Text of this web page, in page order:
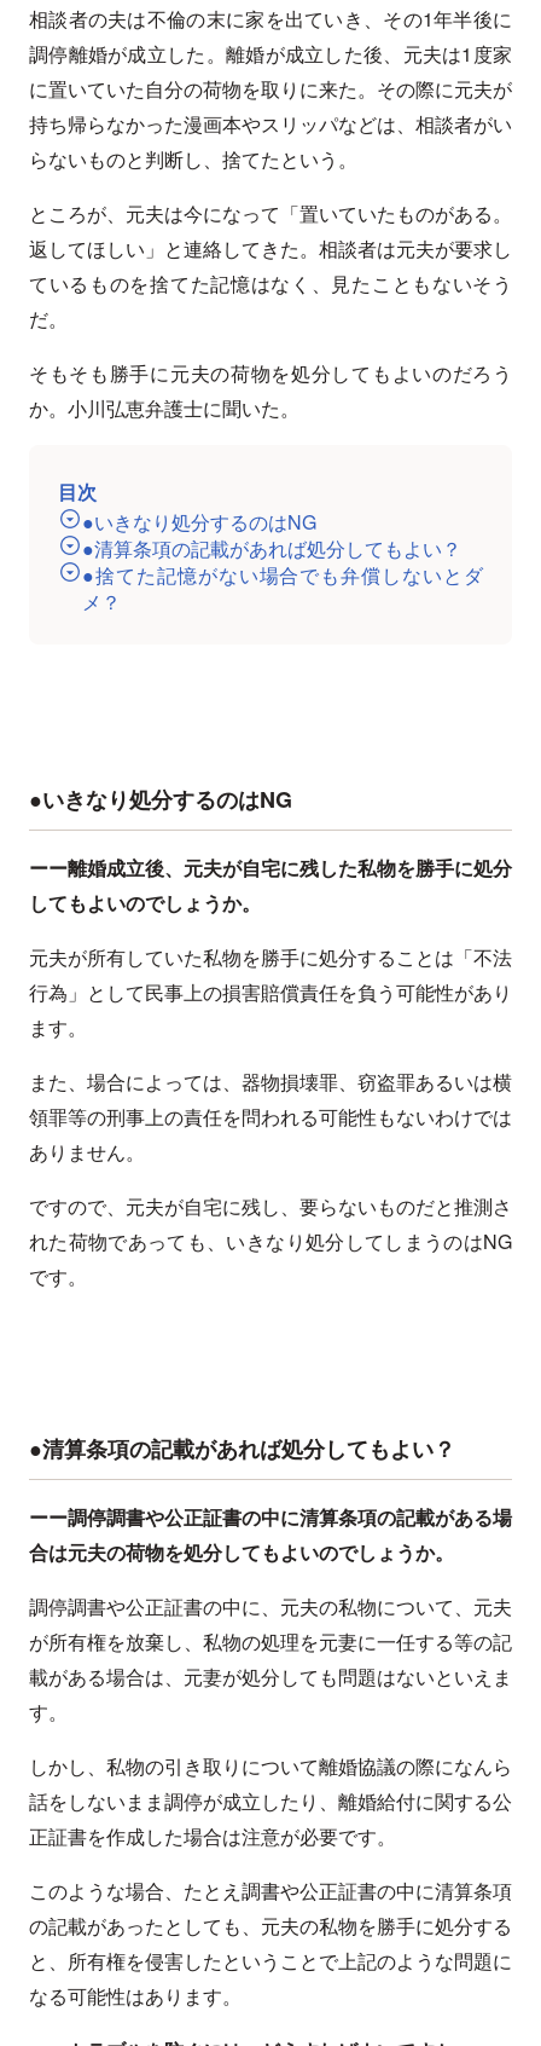
相談者の夫は不倫の末に家を出ていき、その1年半後に
調停離婚が成立した。離婚が成立した後、元夫は1度家
に置いていた自分の荷物を取りに来た。その際に元夫が
持ち帰らなかった漫画本やスリッパなどは、相談者がい
らないものと判断し、捨てたという。
ところが、元夫は今になって「置いていたものがある。
返してほしい」と連絡してきた。相談者は元夫が要求し
ているものを捨てた記憶はなく、見たこともないそう
だ。
そもそも勝手に元夫の荷物を処分してもよいのだろう
か。小川弘恵弁護士に聞いた。
目次
●いきなり処分するのはNG
●清算条項の記載があれば処分してもよい？
●捨てた記憶がない場合でも弁償しないとダ
メ？
●いきなり処分するのはNG
ーー離婚成立後、元夫が自宅に残した私物を勝手に処分
してもよいのでしょうか。
元夫が所有していた私物を勝手に処分することは「不法
行為」として民事上の損害賠償責任を負う可能性があり
ます。
また、場合によっては、器物損壊罪、窃盗罪あるいは横
領罪等の刑事上の責任を問われる可能性もないわけでは
ありません。
ですので、元夫が自宅に残し、要らないものだと推測さ
れた荷物であっても、いきなり処分してしまうのはNG
です。
●清算条項の記載があれば処分してもよい？
ーー調停調書や公正証書の中に清算条項の記載がある場
合は元夫の荷物を処分してもよいのでしょうか。
調停調書や公正証書の中に、元夫の私物について、元夫
が所有権を放棄し、私物の処理を元妻に一任する等の記
載がある場合は、元妻が処分しても問題はないといえま
す。
しかし、私物の引き取りについて離婚協議の際になんら
話をしないまま調停が成立したり、離婚給付に関する公
正証書を作成した場合は注意が必要です。
このような場合、たとえ調書や公正証書の中に清算条項
の記載があったとしても、元夫の私物を勝手に処分する
と、所有権を侵害したということで上記のような問題に
なる可能性はあります。